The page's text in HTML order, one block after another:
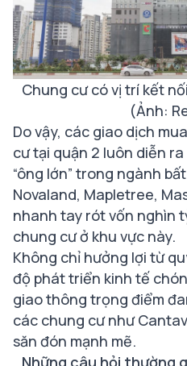
Chung cư có vị trí kết
(Ảnh:
Do vậy, các giao dịch
cư tại quận 2 luôn diễn
“ông lớn” trong ngành
Novaland, Mapletree,
nhanh tay rót vốn nghìn
chung cư ở khu vực này.
Không chỉ hưởng lợi từ
độ phát triển kinh tế
giao thông trọng điểm
các chung cư như
săn đón mạnh mẽ.
Những câu hỏi thường